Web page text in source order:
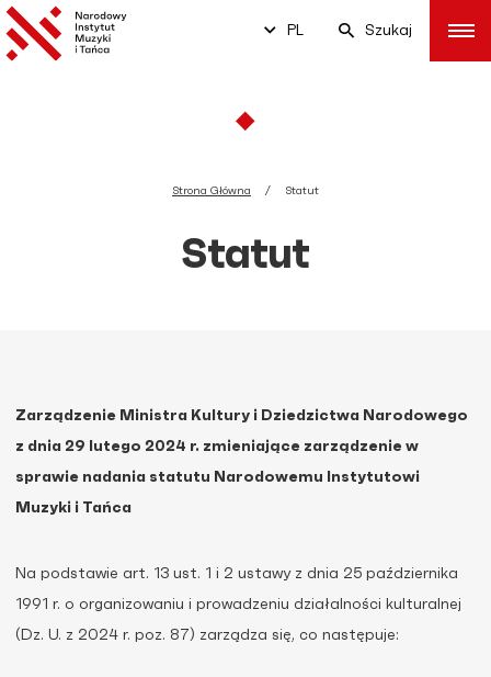
PL Szukaj
Strona Główna Statut
Statut
Zarządzenie Ministra Kultury i Dziedzictwa Narodowego
z dnia 29 lutego 2024 r. zmieniające zarządzenie w
sprawie nadania statutu Narodowemu Instytutowi
Muzyki i Tańca
Na podstawie art. 13 ust. 1 i 2 ustawy z dnia 25 października
1991 r. o organizowaniu i prowadzeniu działalności kulturalnej
(Dz. U. z 2024 r. poz. 87) zarządza się, co następuje: